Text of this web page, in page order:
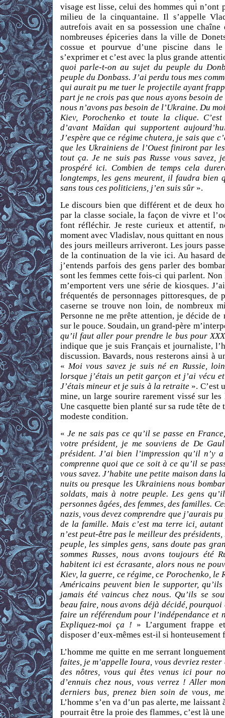
visage est lisse, celui des hommes qui
milieu de la cinquantaine. Il s’appelle
autrefois avait en sa possession une
nombreuses épiceries dans la ville de
cossue et pourvue d’une piscine dans
s’exprimer et c’est avec la plus grande
quoi parle-t-on au sujet du peuple du
peuple du Donbass. J’ai perdu tous mes
qui aurait pu me tuer le projectile ayant
part je ne crois pas que nous ayons besoin
nous n’avons pas besoin de l’Ukraine. Du
Kiev, Porochenko et toute la clique.
d’avant Maïdan qui supportent
J’espère que ce régime chutera, je sais que
que les Ukrainiens de l’Ouest finiront par
tout ça. Je ne suis pas Russe vous
prospéré ici. Combien de temps cela
longtemps, les gens meurent, il faudra bien
sans tous ces politiciens, j’en suis sûr».
Le discours bien que différent et de deux
par la classe sociale, la façon de vivre et
font réfléchir. Je reste curieux et attentif,
moment avec Vladislav, nous quittant en
des jours meilleurs arriveront. Les jours
de la continuation de la vie ici. Au hasard
j’entends parfois des gens parler des
sont les femmes cette fois-ci qui parlent.
m’emportent vers une série de kiosques.
fréquentés de personnages pittoresques, de
caserne se trouve non loin, de nombreux
Personne ne me prête attention, je décide
sur le pouce. Soudain, un grand-père
qu’il faut aller pour prendre le bus pour
indique que je suis Français et journaliste,
discussion. Bavards, nous resterons ainsi à
« Moi vous savez je suis né en Russie,
lorsque j’étais un petit garçon et j’ai vécu
J’étais mineur et je suis à la retraite ». C’est
mine, un large sourire rarement vissé sur
Une casquette bien planté sur sa rude tête
modeste condition.
«Je ne sais pas ce qu’il se passe en
votre président, je me souviens de De
président. J’ai bien l’impression qu’il n’y
comprenne quoi que ce soit à ce qu’il se
vous savez. J’habite une petite maison dans
nuits ou presque les Ukrainiens nous
soldats, mais à notre peuple. Les gens
personnes âgées, des femmes, des familles.
nazis, vous devez comprendre que j’aurais
de la famille. Mais c’est ma terre ici,
n’est peut-être pas le meilleur des
peuple, les simples gens, sans doute pas
sommes Russes, nous avons toujours été
habitent ici est écrasante, alors nous ne
Kiev, la guerre, ce régime, ce Porochenko, le
Américains peuvent bien le supporter,
jamais été vaincus chez nous. Qu’ils se
beau faire, nous avons déjà décidé,
faire un référendum pour l’indépendance et
Expliquez-moi ça ! » L’argument frappe
disposer d’eux-mêmes est-il si honteusement
L’homme me quitte en me serrant
faites, je m’appelle Ioura, vous devriez rester
des nôtres, vous qui êtes venus ici pour
d’ennuis chez nous, vous verrez ! Aller
derniers bus, prenez bien soin de vous,
L’homme s’en va d’un pas alerte, me
pourrait être la proie des flammes, c’est là